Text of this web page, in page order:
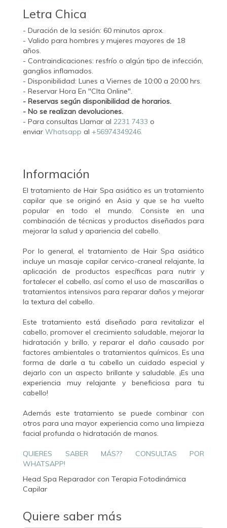
Letra Chica
- Duración de la sesión: 60 minutos aprox.
- Valido para hombres y mujeres mayores de 18
años.
- Contraindicaciones: resfrío o algún tipo de infección,
ganglios inflamados.
- Disponibilidad: Lunes a Viernes de 10:00 a 20:00 hrs.
- Reservar Hora En "CIta Online".
- Reservas según disponibilidad de horarios.
- No se realizan devoluciones.
- Para consultas Llamar al 2231 7433 o
enviar Whatsapp al +56974349246.
Información
El tratamiento de Hair Spa asiático es un tratamiento
capilar que se originó en Asia y que se ha vuelto
popular en todo el mundo. Consiste en una
combinación de técnicas y productos diseñados para
mejorar la salud y apariencia del cabello.
Por lo general, el tratamiento de Hair Spa asiático
incluye un masaje capilar cervico-craneal relajante, la
aplicación de productos específicas para nutrir y
fortalecer el cabello, así como el uso de mascarillas o
tratamientos intensivos para reparar daños y mejorar
la textura del cabello.
Este tratamiento está diseñado para revitalizar el
cabello, promover el crecimiento saludable, mejorar la
hidratación y brillo, y reparar el daño causado por
factores ambientales o tratamientos químicos. Es una
forma de darle a tu cabello un cuidado especial y
dejarlo con un aspecto brillante y saludable. ¡Es una
experiencia muy relajante y beneficiosa para tu
cabello!
Además este tratamiento se puede combinar con
otros para una mayor experiencia como una limpieza
facial profunda o hidratación de manos.
QUIERES SABER MÁS?? CONSULTAS POR
WHATSAPP!
Head Spa Reparador con Terapia Fotodinámica
Capilar
Quiere saber más